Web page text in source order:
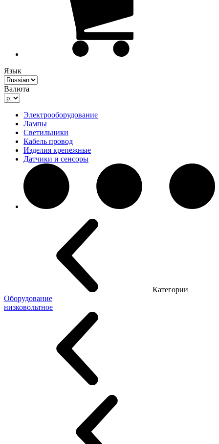
Язык
Валюта
Электрооборудование
Лампы
Светильники
Кабель провод
Изделия крепежные
Датчики и сенсоры
Категории
Оборудование
низковольтное